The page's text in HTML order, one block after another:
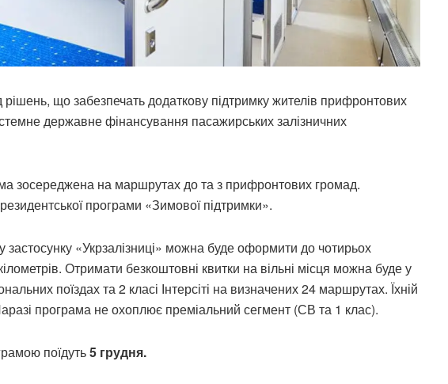
рішень, що забезпечать додаткову підтримку жителів прифронтових
державне фінансування пасажирських залізничних
зосереджена на маршрутах до та з прифронтових громад.
програми «Зимової підтримки».
застосунку «Укрзалізниці» можна буде оформити до чотирьох
Отримати безкоштовні квитки на вільні місця можна буде у
поїздах та 2 класі Інтерсіті на визначених 24 маршрутах. Їхній
програма не охоплює преміальний сегмент (СВ та 1 клас).
поїдуть5 грудня.